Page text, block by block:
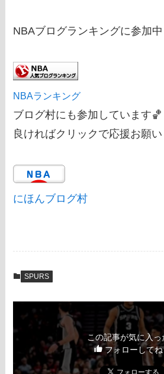
NBAブログランキングに参加中
NBAランキング
ブログ村にも参加しています🏀
良ければクリックで応援お願い
にほんブログ村
SPURS
この記事が気に入っ
フォローして